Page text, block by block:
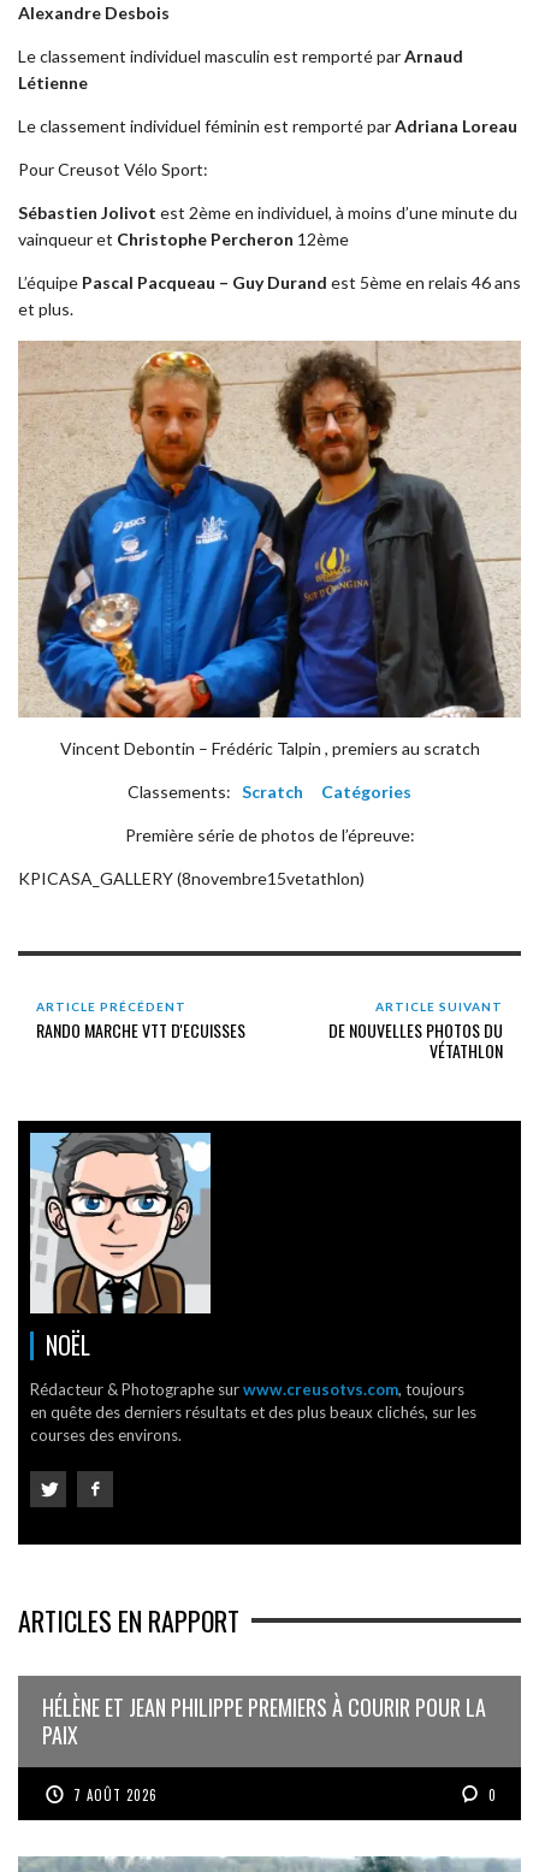
Alexandre Desbois
Le classement individuel masculin est remporté parArnaud
Létienne
Le classement individuel féminin est remporté parAdriana Loreau
Pour Creusot Vélo Sport:
Sébastien Jolivot est 2ème en individuel, à moins d’une minute du
vainqueur et Christophe Percheron 12ème
L’équipe Pascal Pacqueau – Guy Durand est 5ème en relais 46 ans
et plus.
Vincent Debontin – Frédéric Talpin , premiers au scratch
Classements: Scratch Catégories
Première série de photos de l’épreuve:
KPICASA_GALLERY (8novembre15vetathlon)
ARTICLE PRÉCÉDENT
RANDO MARCHE VTT D'ECUISSES
ARTICLE SUIVANT
DE NOUVELLES PHOTOS DU
VÉTATHLON
NOËL
Rédacteur & Photographe surwww.creusotvs.com, toujours
en quête des derniers résultats et des plus beaux clichés, sur les
courses des environs.
ARTICLES EN RAPPORT
HÉLÈNE ET JEAN PHILIPPE PREMIERS À COURIR POUR LA
PAIX
7 AOÛT 2026 0